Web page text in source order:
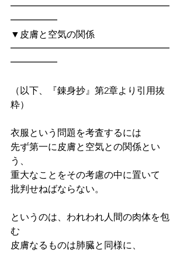
━━━━━━━━━━━━━━━━━
━━━━━
▼皮膚と空気の関係
━━━━━━━━━━━━━━━━━
━━━━━
（以下、『錬身抄』第2章より引用抜
粋）
衣服という問題を考査するには
先ず第一に皮膚と空気との関係とい
う、
重大なことをその考慮の中に置いて
批判せねばならない。
というのは、われわれ人間の肉体を包
む
皮膚なるものは肺臓と同様に、